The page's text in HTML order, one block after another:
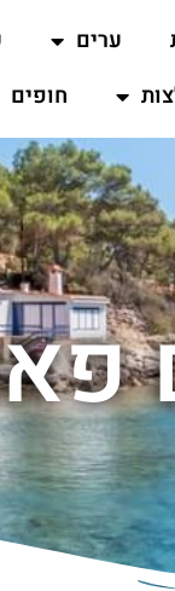
ערים
חופים